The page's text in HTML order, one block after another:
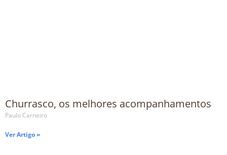
Churrasco, os melhores acompanhamentos
Paulo Carneiro
Ver Artigo »